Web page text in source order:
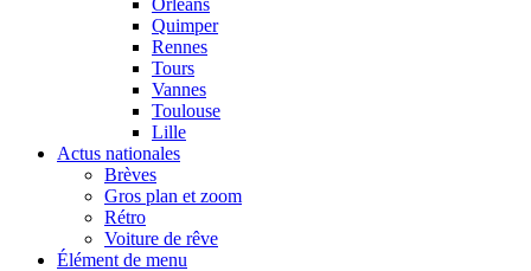
Orléans
Quimper
Rennes
Tours
Vannes
Toulouse
Lille
Actus nationales
Brèves
Gros plan et zoom
Rétro
Voiture de rêve
Élément de menu